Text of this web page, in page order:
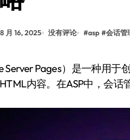
8 月 16, 2025 没有评论 #asp #会话管
内容。在ASP中，会话